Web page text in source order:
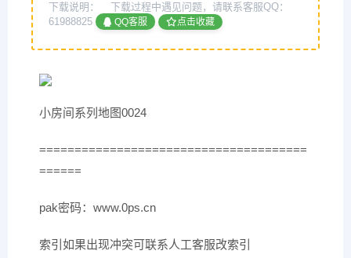
下载说明：
下载过程中遇见问题，请联系客服QQ：
61988825
QQ客服 点击收藏
小房间系列地图0024
======================================
======
pak密码：www.0ps.cn
索引如果出现冲突可联系人工客服改索引